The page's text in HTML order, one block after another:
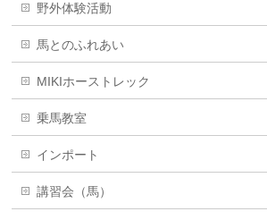
野外体験活動
馬とのふれあい
MIKIホーストレック
乗馬教室
インポート
講習会（馬）